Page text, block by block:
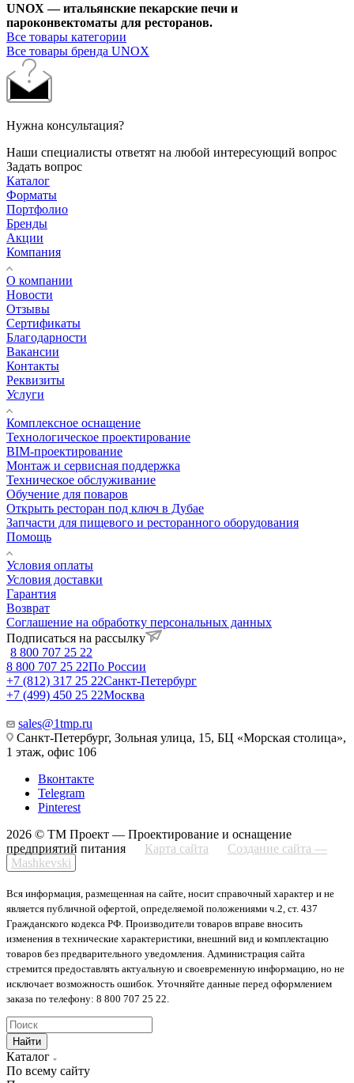
UNOX — итальянские пекарские печи и
пароконвектоматы для ресторанов.
Все товары категории
Все товары бренда UNOX
Нужна консультация?
Наши специалисты ответят на любой интересующий вопрос
Задать вопрос
Каталог
Форматы
Портфолио
Бренды
Акции
Компания
О компании
Новости
Отзывы
Сертификаты
Благодарности
Вакансии
Контакты
Реквизиты
Услуги
Комплексное оснащение
Технологическое проектирование
BIM-проектирование
Монтаж и сервисная поддержка
Техническое обслуживание
Обучение для поваров
Открыть ресторан под ключ в Дубае
Запчасти для пищевого и ресторанного оборудования
Помощь
Условия оплаты
Условия доставки
Гарантия
Возврат
Соглашение на обработку персональных данных
Подписаться на рассылку
8 800 707 25 22
8 800 707 25 22По России
+7 (812) 317 25 22Санкт-Петербург
+7 (499) 450 25 22Москва
sales@1tmp.ru
Санкт-Петербург, Зольная улица, 15, БЦ «Морская столица»,
1 этаж, офис 106
Вконтакте
Telegram
Pinterest
2026 © ТМ Проект — Проектирование и оснащение
предприятий питания
Карта сайта
Создание сайта —
Mashkevski
Вся информация, размещенная на сайте, носит справочный характер и не
является публичной офертой, определяемой положениями ч.2, ст. 437
Гражданского кодекса РФ. Производители товаров вправе вносить
изменения в технические характеристики, внешний вид и комплектацию
товаров без предварительного уведомления. Администрация сайта
стремится предоставлять актуальную и своевременную информацию, но не
исключает возможность ошибок. Уточняйте данные перед оформлением
заказа по телефону: 8 800 707 25 22.
Найти
Каталог
По всему сайту